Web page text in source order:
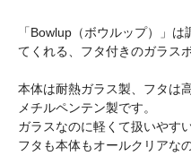
「Bowlup（ボウルップ）」
てくれる、フタ付きのガラス
本体は耐熱ガラス製、フタは
メチルペンテン製です。
ガラスなのに軽くて扱いやすい
フタも本体もオールクリアな